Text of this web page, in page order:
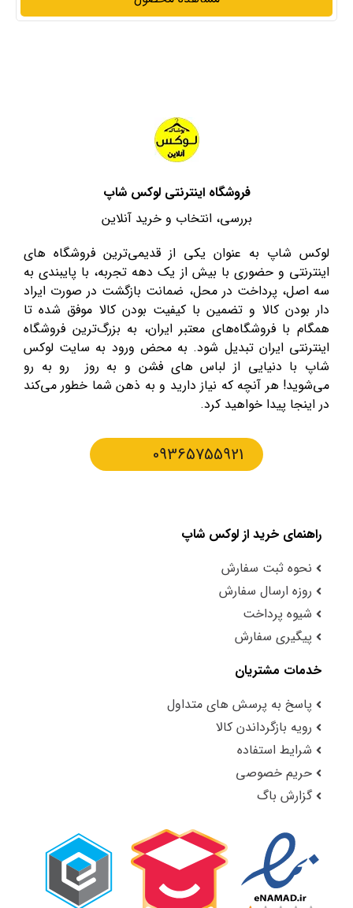
فروشگاه اینترنتی لوکس شاپ
بررسی، انتخاب و خرید آنلاین
لوکس شاپ به عنوان یکی از قدیمی‌ترین فروشگاه های
اینترنتی و حضوری با بیش از یک دهه تجربه، با پایبندی به
سه اصل، پرداخت در محل، ضمانت بازگشت در صورت ایراد
دار بودن کالا و تضمین با کیفیت بودن کالا موفق شده تا
همگام با فروشگاه‌های معتبر ایران، به بزرگ‌ترین فروشگاه
اینترنتی ایران تبدیل شود. به محض ورود به سایت لوکس
شاپ با دنیایی از لباس های فشن و به روز رو به رو
می‌شوید! هر آنچه که نیاز دارید و به ذهن شما خطور می‌کند
در اینجا پیدا خواهید کرد.
09365755921
راهنمای خرید از لوکس شاپ
نحوه ثبت سفارش
روزه ارسال سفارش
شیوه پرداخت
پیگیری سفارش
خدمات مشتریان
پاسخ به پرسش های متداول
رویه بازگرداندن کالا
شرایط استفاده
حریم خصوصی
گزارش باگ